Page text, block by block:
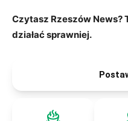
Czytasz Rzeszów News?
działać sprawniej.